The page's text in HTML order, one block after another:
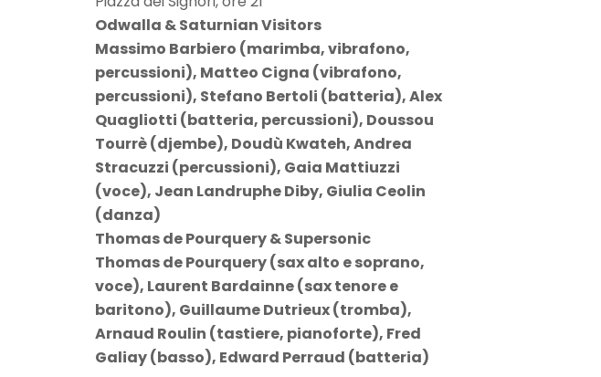
Odwalla & Saturnian Visitors
Massimo Barbiero (marimba, vibrafono,
percussioni), Matteo Cigna (vibrafono,
percussioni), Stefano Bertoli (batteria), Alex
Quagliotti (batteria, percussioni), Doussou
Tourrè (djembe), Doudù Kwateh, Andrea
Stracuzzi (percussioni), Gaia Mattiuzzi
(voce), Jean Landruphe Diby, Giulia Ceolin
(danza)
Thomas de Pourquery & Supersonic
Thomas de Pourquery (sax alto e soprano,
voce), Laurent Bardainne (sax tenore e
baritono), Guillaume Dutrieux (tromba),
Arnaud Roulin (tastiere, pianoforte), Fred
Galiay (basso), Edward Perraud (batteria)